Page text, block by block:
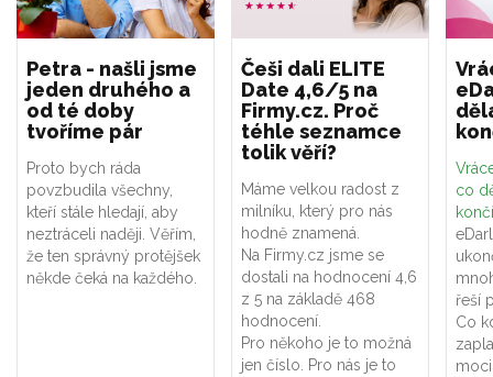
Petra - našli jsme
jeden druhého a
od té doby
tvoříme pár
Proto bych ráda
povzbudila všechny,
kteří stále hledají, aby
neztráceli naději. Věřím,
že ten správný protějšek
někde čeká na každého.
Češi dali ELITE
Date 4,6/5 na
Firmy.cz. Proč
téhle seznamce
tolik věří?
Máme velkou radost z
milníku, který pro nás
hodně znamená.
Na Firmy.cz jsme se
dostali na hodnocení 4,6
z 5 na základě 468
hodnocení.
Pro někoho je to možná
jen číslo. Pro nás je to
co
řeší
Co